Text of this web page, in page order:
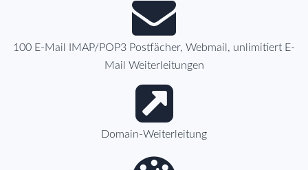
100 E-Mail IMAP/POP3 Postfächer, Webmail, unlimitiert E-
Mail Weiterleitungen
Domain-Weiterleitung